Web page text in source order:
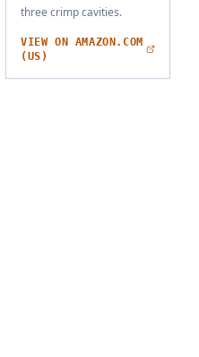
three crimp cavities.
VIEW ON AMAZON.COM
(US)